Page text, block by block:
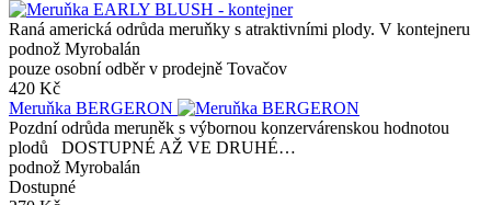
Raná americká odrůda meruňky s atraktivními plody. V kontejneru
podnož Myrobalán
pouze osobní odběr v prodejně Tovačov
420 Kč
Meruňka BERGERON
Pozdní odrůda meruněk s výbornou konzervárenskou hodnotou
plodů DOSTUPNÉ AŽ VE DRUHÉ…
podnož Myrobalán
Dostupné